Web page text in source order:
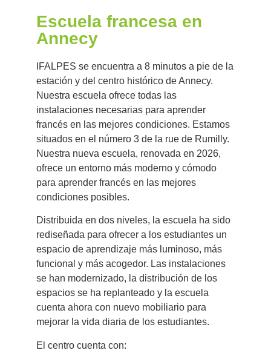
Escuela francesa en
Annecy
IFALPES se encuentra a 8 minutos a pie de la
estación y del centro histórico de Annecy.
Nuestra escuela ofrece todas las
instalaciones necesarias para aprender
francés en las mejores condiciones. Estamos
situados en el número 3 de la rue de Rumilly.
Nuestra nueva escuela, renovada en 2026,
ofrece un entorno más moderno y cómodo
para aprender francés en las mejores
condiciones posibles.
Distribuida en dos niveles, la escuela ha sido
rediseñada para ofrecer a los estudiantes un
espacio de aprendizaje más luminoso, más
funcional y más acogedor. Las instalaciones
se han modernizado, la distribución de los
espacios se ha replanteado y la escuela
cuenta ahora con nuevo mobiliario para
mejorar la vida diaria de los estudiantes.
El centro cuenta con: